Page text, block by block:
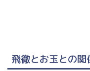
飛徹とお玉との関